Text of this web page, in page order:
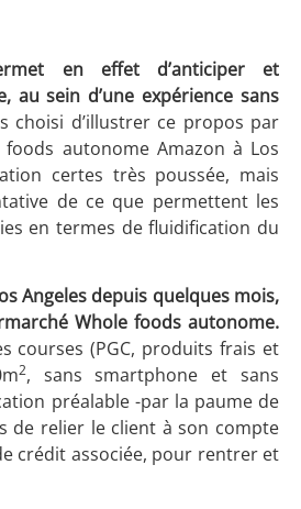
en effet d’anticiper et
au sein d’une expérience sans
choisi d’illustrer ce propos par
foods autonome Amazon à Los
certes très poussée, mais
de ce que permettent les
en termes de fluidification du
Angeles depuis quelques mois,
Whole foods autonome.
courses (PGC, produits frais et
2, sans smartphone et sans
préalable -par la paume de
de relier le client à son compte
crédit associée, pour rentrer et